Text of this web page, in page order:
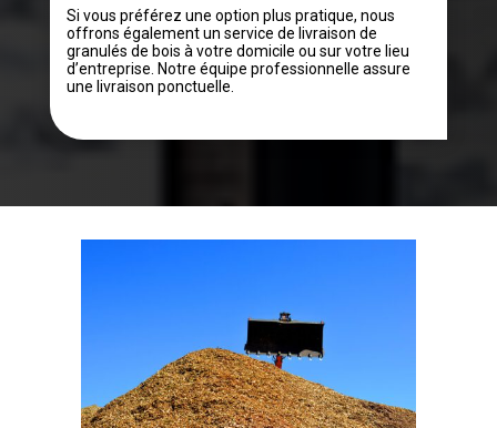
Si vous préférez une option plus pratique, nous
offrons également un service de livraison de
granulés de bois à votre domicile ou sur votre lieu
d’entreprise. Notre équipe professionnelle assure
une livraison ponctuelle.